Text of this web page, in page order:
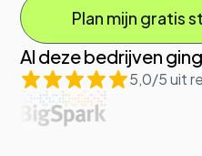
Plan mijn gratis
Al deze bedrijven
5,0/5 uit